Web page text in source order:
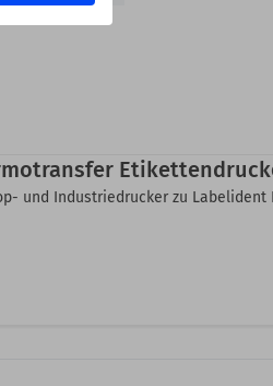
und Industriedrucker zu Labelident